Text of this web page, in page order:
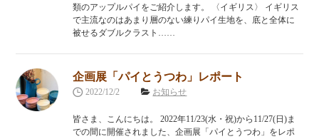
類のアップルパイをご紹介します。 〈イギリス〉 イギリス
で主流なのはあまり層のない練りパイ生地を、底と全体に
被せるダブルクラスト……
企画展「パイとうつわ」レポート
2022/12/2 お知らせ
皆さま、こんにちは。 2022年11/23(水・祝)から11/27(日)ま
での間に開催されました、企画展「パイとうつわ」をレポ